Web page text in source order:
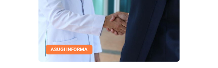
ASUGI INFORMA